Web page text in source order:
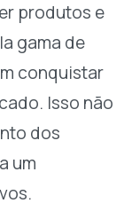
produtos e
gama de
conquistar
Isso não
dos
um